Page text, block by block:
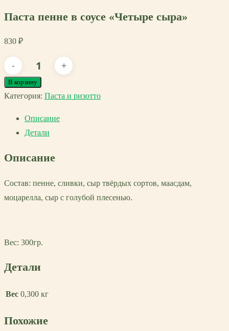
Паста пенне в соусе «Четыре сыра»
830 ₽
Количество
товара
в
соусе
сыра»
В корзину
Категория: Паста и ризотто
Описание
Детали
Описание
Состав: пенне, сливки, сыр твёрдых сортов, маасдам,
моцарелла, сыр с голубой плесенью.
Вес: 300гр.
Детали
Вес 0,300 кг
Похожие